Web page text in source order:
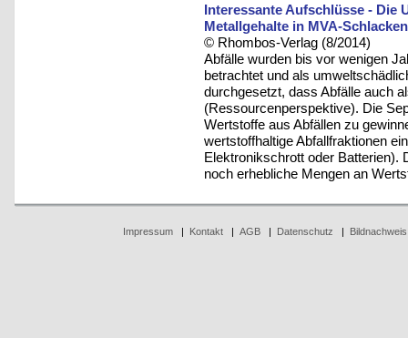
Interessante Aufschlüsse - Die
Metallgehalte in MVA-
© Rhombos-Verlag (8/2014)
Abfälle wurden bis vor wenigen
betrachtet und als
durchgesetzt, dass Abfälle auch
(Ressourcenperspektive). Die
Wertstoffe aus Abfällen zu
wertstoffhaltige Abfallfraktionen
Elektronikschrott oder Batterien).
noch erhebliche Mengen an
Impressum| Kontakt| AGB| Datenschutz | Bildnachweis